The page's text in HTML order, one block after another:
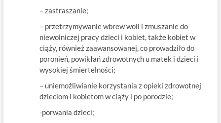
– zastraszanie;
– przetrzymywanie wbrew woli i zmuszanie do
niewolniczej pracy dzieci i kobiet, także kobiet w
ciąży, również zaawansowanej, co prowadziło do
poronień, powikłań zdrowotnych u matek i dzieci i
wysokiej śmiertelności;
– uniemożliwianie korzystania z opieki zdrowotnej
dzieciom i kobietom w ciąży i po porodzie;
-porwania dzieci;